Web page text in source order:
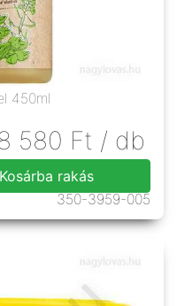
450ml
580 Ft / db
Kosárba rakás
350-3959-005